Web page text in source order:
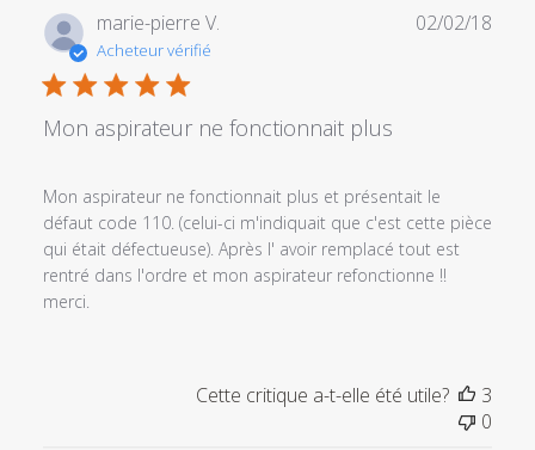
personnalisé
le
Sun
Mar
22
marie-pierre V.
Acheteur vérifié
Mon aspirateur ne fonctionnait plus
Mon aspirateur ne fonctionnait plus et présentait le
défaut code 110. (celui-ci m'indiquait que c'est cette pièce
qui était défectueuse). Après l' avoir remplacé tout est
rentré dans l'ordre et mon aspirateur refonctionne !!
merci.
02/02/18
Cette critique a-t-elle été utile?
3
0